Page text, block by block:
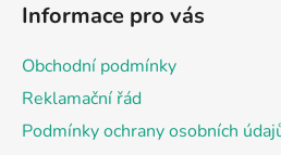
Informace pro vás
Obchodní podmínky
Reklamační řád
Podmínky ochrany osobních